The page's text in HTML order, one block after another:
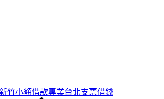
竹小額借款專業台北支票借錢